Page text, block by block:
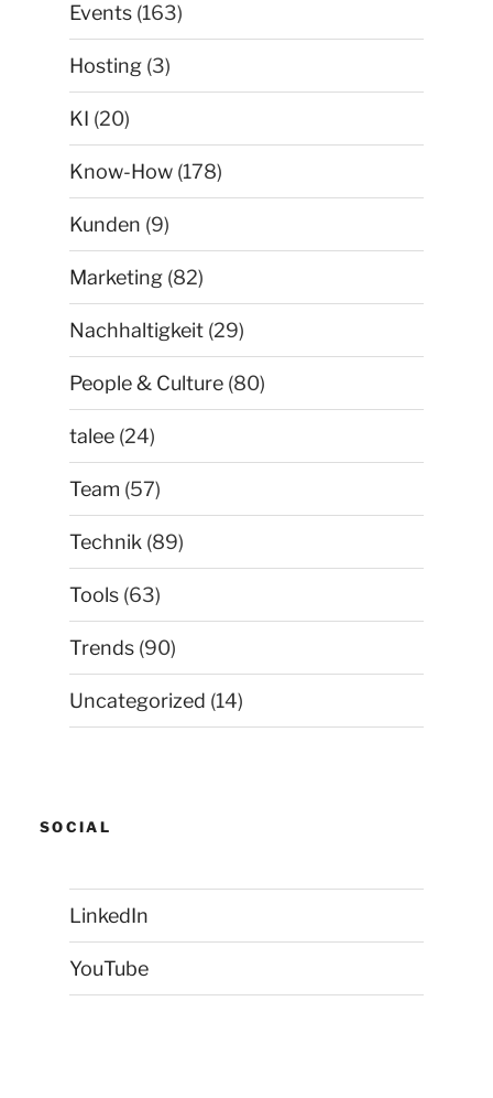
Events (163)
Hosting (3)
KI (20)
Know-How (178)
Kunden (9)
Marketing (82)
Nachhaltigkeit (29)
People & Culture (80)
talee (24)
Team (57)
Technik (89)
Tools (63)
Trends (90)
Uncategorized (14)
SOCIAL
LinkedIn
YouTube